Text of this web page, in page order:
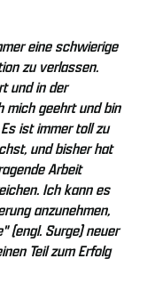
eine schwierige
zu verlassen.
und in der
mich geehrt und bin
ist immer toll zu
und bisher hat
Arbeit
Ich kann es
anzunehmen,
(engl. Surge) neuer
Teil zum Erfolg